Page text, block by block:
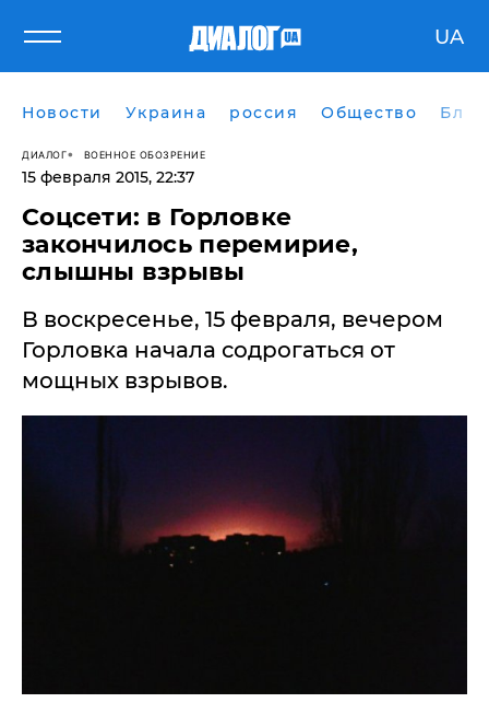
UA
Новости Украина россия Общество
ДИАЛОГ ВОЕННОЕ ОБОЗРЕНИЕ
15 февраля 2015, 22:37
Соцсети: в Горловке
закончилось перемирие,
слышны взрывы
В воскресенье, 15 февраля, вечером
Горловка начала содрогаться от
мощных взрывов.